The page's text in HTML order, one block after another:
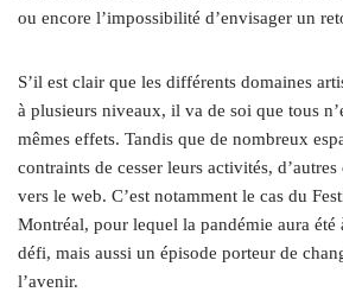
ou encore l’impossibilité d’envisager un
S’il est clair que les différents domaines
à plusieurs niveaux, il va de soi que tous
mêmes effets. Tandis que de nombreux
contraints de cesser leurs activités,
vers le web. C’est notamment le cas du
Montréal, pour lequel la pandémie aura été
défi, mais aussi un épisode porteur de
l’avenir.